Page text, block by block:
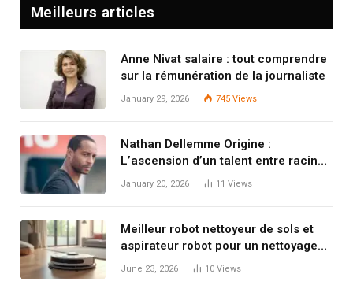
Meilleurs articles
Anne Nivat salaire : tout comprendre
sur la rémunération de la journaliste
January 29, 2026 745 Views
Nathan Dellemme Origine :
L’ascension d’un talent entre racines
et modernité
January 20, 2026 11 Views
Meilleur robot nettoyeur de sols et
aspirateur robot pour un nettoyage
facile de la maison
June 23, 2026 10 Views